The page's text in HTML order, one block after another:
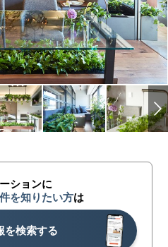
ションに
を知りたい方は
を検索する